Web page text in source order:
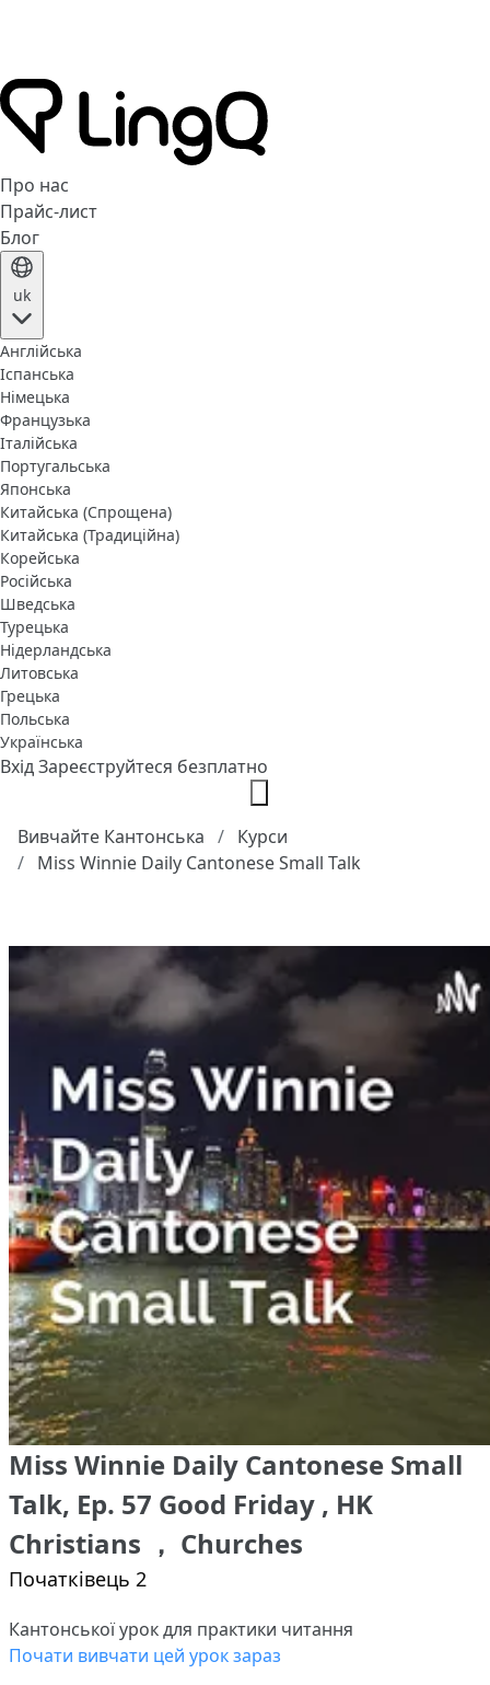
Про нас
Прайс-лист
Блог
uk
Англійська
Іспанська
Німецька
Французька
Італійська
Португальська
Японська
Китайська (Спрощена)
Китайська (Традиційна)
Корейська
Російська
Шведська
Турецька
Нідерландська
Литовська
Грецька
Польська
Українська
ВхідЗареєструйтеся безплатно
Вивчайте Кантонська
Курси
Miss Winnie Daily Cantonese Small Talk
Miss Winnie Daily Cantonese Small
Talk, Ep. 57 Good Friday , HK
Christians ， Churches
Початківець 2
Кантонської урок для практики читання
Почати вивчати цей урок зараз